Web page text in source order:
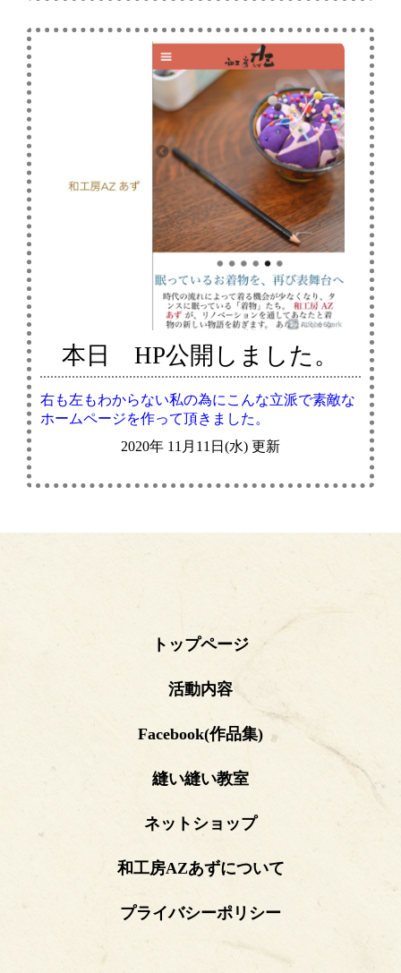
本日 HP公開しました。
右も左もわからない私の為にこんな立派で素敵な
ホームページを作って頂きました。
2020年 11月11日(水) 更新
トップページ
活動内容
Facebook(作品集)
縫い縫い教室
ネットショップ
和工房AZあずについて
プライバシーポリシー